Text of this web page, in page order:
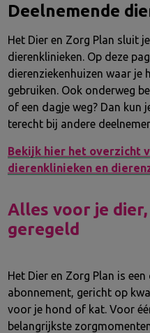
Deelnemende
Het Dier en Zorg Plan sluit
dierenklinieken. Op deze
dierenziekenhuizen waar je
gebruiken. Ook onderweg
of een dagje weg? Dan kun
terecht bij andere
Bekijk hier het overzicht
dierenklinieken en
Alles voor je
geregeld
Het Dier en Zorg Plan is
abonnement, gericht op
voor je hond of kat. Voor
belangrijkste